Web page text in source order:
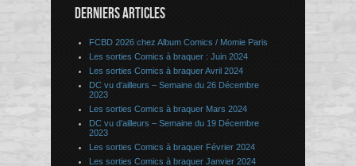
DERNIERS ARTICLES
FCBD 2026 chez Album Comics / Momie Paris
Les sorties Comics à braquer : Juin 2024
Les sorties Comics à braquer Avril 2024
DC vu d’ailleurs – Semaine du 26 Décembre
2023
Les sorties Comics à braquer Mars 2024
DC vu d’ailleurs – Semaine du 19 Décembre
2023
Les sorties Comics à braquer Février 2024
Les sorties Comics à braquer Janvier 2024